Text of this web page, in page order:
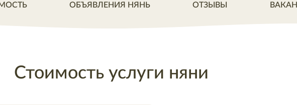
ОБЪЯВЛЕНИЯ НЯНЬ ОТЗЫВЫ
Стоимость услуги няни